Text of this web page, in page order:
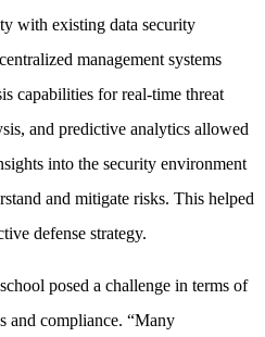
with existing data security
management systems
capabilities for real-time threat
and predictive analytics allowed
into the security environment
and mitigate risks. This helped
defense strategy.
posed a challenge in terms of
and compliance. “Many